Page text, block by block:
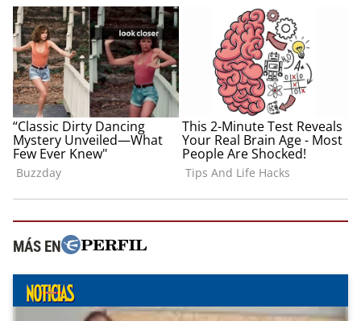
MÁS EN